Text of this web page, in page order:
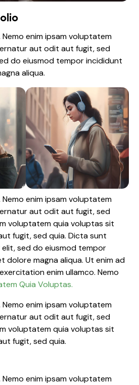
enim ipsam voluptatem
aut odit aut fugit, sed
do eiusmod tempor incididunt
aliqua.
enim ipsam voluptatem
aut odit aut fugit, sed
voluptatem quia voluptas sit
fugit, sed quia. Dicta sunt
sed do eiusmod tempor
dolore magna aliqua. Ut enim ad
enim ullamco. Nemo
Quia Voluptas.
enim ipsam voluptatem
aut odit aut fugit, sed
voluptatem quia voluptas sit
fugit, sed quia.
enim ipsam voluptatem